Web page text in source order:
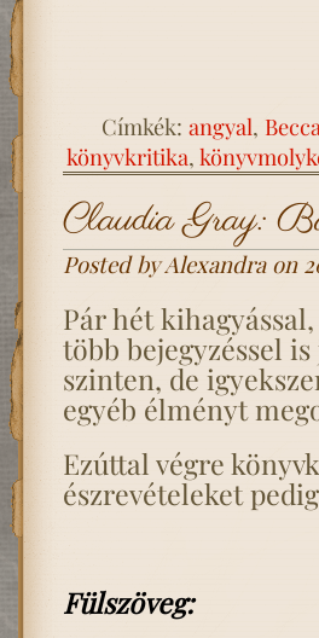
Címkék: angyal,
könyvkritika,
Claudia Gray:
Posted by Alexandra on
Pár hét
több bejegyzéssel
szinten, de
egyéb élményt
Ezúttal végre
észrevételeket
Fülszöveg: